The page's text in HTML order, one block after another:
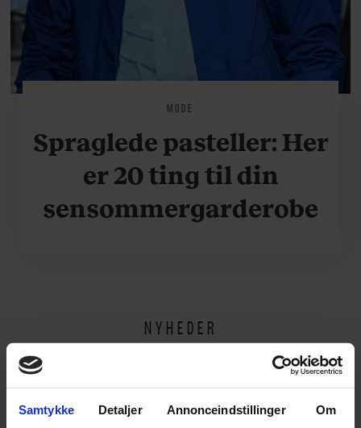
Samtykke Detaljer Annonceindstillinger Om
MODE
Spraglede pasteller: Her
er 20 ting til din
sensommergarderobe
NYHEDER